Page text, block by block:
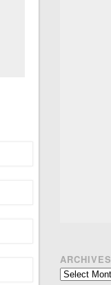
ARCHIVES
Archives